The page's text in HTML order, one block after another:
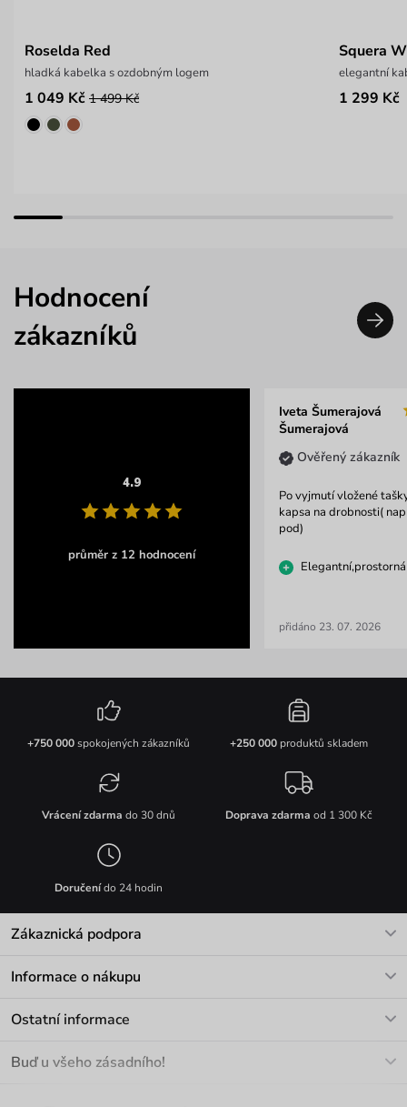
Roselda Red
hladká kabelka s ozdobným logem
1 049 Kč 1 499 Kč
Squera
elegantní
1 299 Kč
Hodnocení
zákazníků
4.9
průměr z 12 hodnocení
Iveta Šumerajová
Šumerajová
Ověřený zákazník
Po vyjmutí vložené
kapsa na drobnosti(
pod)
Elegantní,prostorná
přidáno 23. 07. 2026
+750 000spokojených zákazníků +250 000produktů skladem
Vrácení zdarma do 30 dnů Doprava zdarma od 1 300 Kč
Doručenído 24 hodin
Zákaznická podpora
Informace o nákupu
Materiály a údržba
Ostatní informace
Buď u všeho zásadního!